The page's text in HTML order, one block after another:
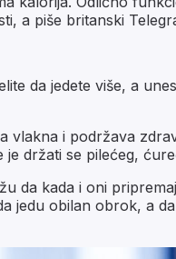
a piše britanski
da jedete više, a
i podržava
držati se pilećeg,
da kada i oni
jedu obilan obrok, a